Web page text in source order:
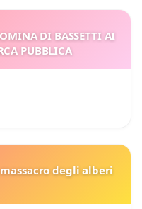
DI BASSETTI AI
PUBBLICA
degli alberi